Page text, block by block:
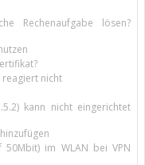
Rechenaufgabe lösen?
reagiert nicht
kann nicht eingerichtet
im WLAN bei VPN